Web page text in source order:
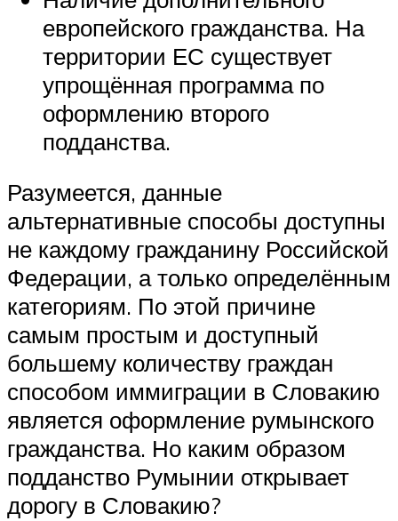
европейского гражданства. На
территории ЕС существует
упрощённая программа по
оформлению второго
подданства.
Разумеется, данные
альтернативные способы доступны
не каждому гражданину Российской
Федерации, а только определённым
категориям. По этой причине
самым простым и доступный
большему количеству граждан
способом иммиграции в Словакию
является оформление румынского
гражданства. Но каким образом
подданство Румынии открывает
дорогу в Словакию?